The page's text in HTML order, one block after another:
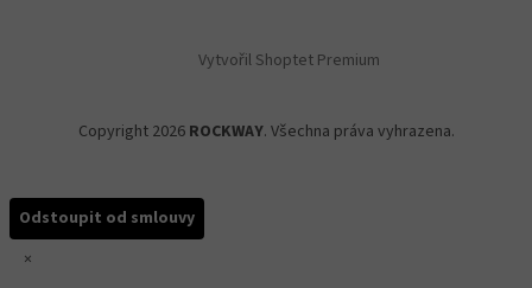
Vytvořil Shoptet Premium
Copyright 2026 ROCKWAY. Všechna práva vyhrazena.
Odstoupit od smlouvy
×